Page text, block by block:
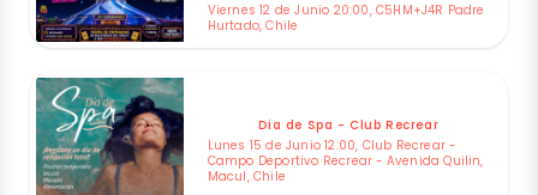
Viernes 12 de Junio 20:00, C5HM+J4R Padre
Hurtado, Chile
Dia de Spa - Club Recrear
Lunes 15 de Junio 12:00, Club Recrear -
Campo Deportivo Recrear - Avenida Quilin,
Macul, Chile